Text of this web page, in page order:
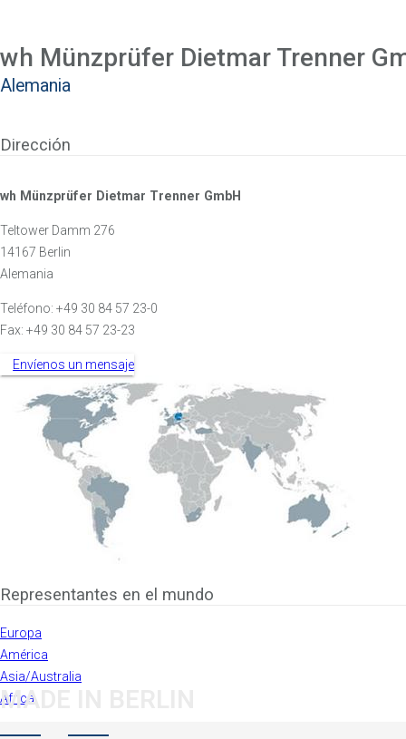
wh Münzprüfer Dietmar Trenner
Alemania
Dirección
wh Münzprüfer Dietmar Trenner GmbH
Teltower Damm 276
14167 Berlin
Alemania
Teléfono: +49 30 84 57 23-0
Fax: +49 30 84 57 23-23
Envíenos un mensaje
Representantes en el mundo
Europa
América
Asia/Australia
África
MADE IN BERLIN